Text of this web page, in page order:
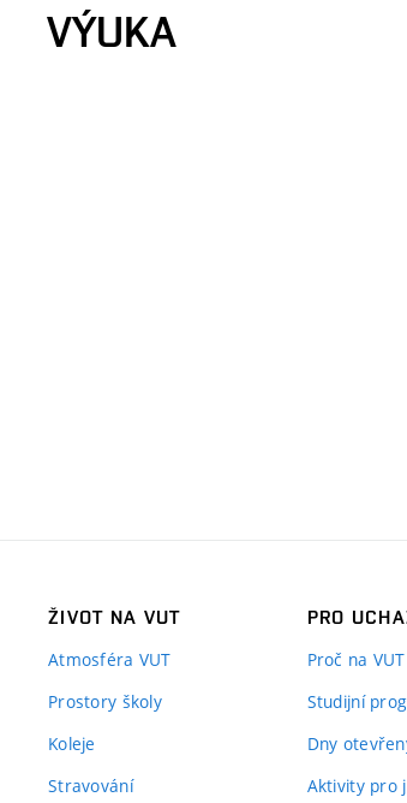
VÝUKA
ŽIVOT NA VUT
Atmosféra VUT
Prostory školy
Koleje
Stravování
PRO
Proč na VUT
Studijní
Dny
Aktivity pro